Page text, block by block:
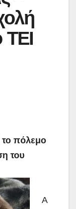
ΤΕΙ
το πόλεμο
του
Α